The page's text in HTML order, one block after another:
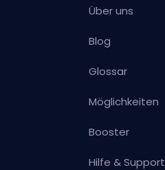
Über uns
Blog
Glossar
Möglichkeiten
Booster
Hilfe & Support